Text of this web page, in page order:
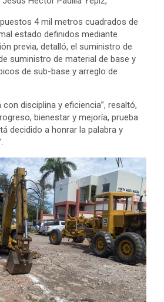
4 mil metros cuadrados de
estado definidos mediante
previa, detalló, el suministro de
suministro de material de base y
de sub-base y arreglo de
con disciplina y eficiencia”, resaltó,
bienestar y mejoría, prueba
decidido a honrar la palabra y